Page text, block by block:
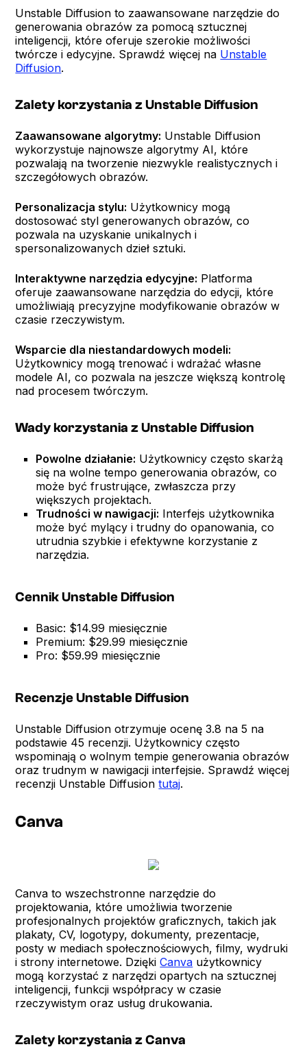
Unstable Diffusion to zaawansowane narzędzie do
generowania obrazów za pomocą sztucznej
inteligencji, które oferuje szerokie możliwości
twórcze i edycyjne. Sprawdź więcej na Unstable
Diffusion.
Zalety korzystania z Unstable Diffusion
Zaawansowane algorytmy: Unstable Diffusion
wykorzystuje najnowsze algorytmy AI, które
pozwalają na tworzenie niezwykle realistycznych i
szczegółowych obrazów.
Personalizacja stylu: Użytkownicy mogą
dostosować styl generowanych obrazów, co
pozwala na uzyskanie unikalnych i
spersonalizowanych dzieł sztuki.
Interaktywne narzędzia edycyjne: Platforma
oferuje zaawansowane narzędzia do edycji, które
umożliwiają precyzyjne modyfikowanie obrazów w
czasie rzeczywistym.
Wsparcie dla niestandardowych modeli:
Użytkownicy mogą trenować i wdrażać własne
modele AI, co pozwala na jeszcze większą kontrolę
nad procesem twórczym.
Wady korzystania z Unstable Diffusion
Powolne działanie: Użytkownicy często skarżą
się na wolne tempo generowania obrazów, co
może być frustrujące, zwłaszcza przy
większych projektach.
Trudności w nawigacji: Interfejs użytkownika
może być mylący i trudny do opanowania, co
utrudnia szybkie i efektywne korzystanie z
narzędzia.
Cennik Unstable Diffusion
Basic: $14.99 miesięcznie
Premium: $29.99 miesięcznie
Pro: $59.99 miesięcznie
Recenzje Unstable Diffusion
Unstable Diffusion otrzymuje ocenę 3.8 na 5 na
podstawie 45 recenzji. Użytkownicy często
wspominają o wolnym tempie generowania obrazów
oraz trudnym w nawigacji interfejsie. Sprawdź więcej
recenzji Unstable Diffusiontutaj.
Canva
Canva to wszechstronne narzędzie do
projektowania, które umożliwia tworzenie
profesjonalnych projektów graficznych, takich jak
plakaty, CV, logotypy, dokumenty, prezentacje,
posty w mediach społecznościowych, filmy, wydruki
i strony internetowe. DziękiCanva użytkownicy
mogą korzystać z narzędzi opartych na sztucznej
inteligencji, funkcji współpracy w czasie
rzeczywistym oraz usług drukowania.
Zalety korzystania z Canva